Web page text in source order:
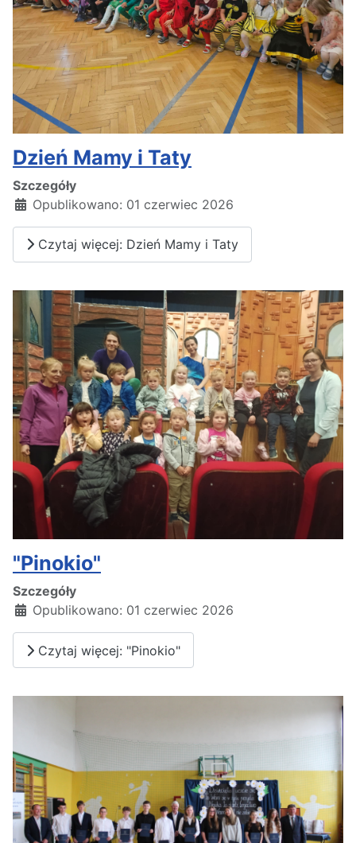
Dzień Mamy i Taty
Szczegóły
Opublikowano: 01 czerwiec 2026
Czytaj więcej: Dzień Mamy i Taty
"Pinokio"
Szczegóły
Opublikowano: 01 czerwiec 2026
Czytaj więcej: "Pinokio"